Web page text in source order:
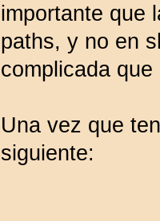
importante que
paths, y no en
complicada
Una vez que
siguiente: